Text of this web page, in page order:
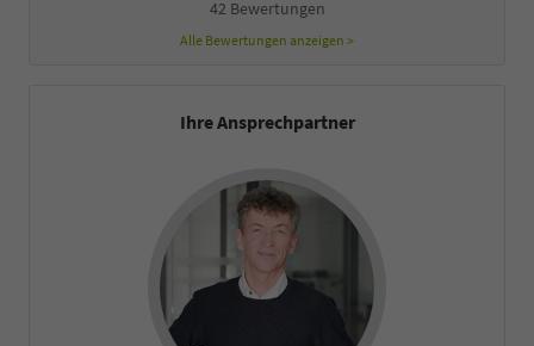
42 Bewertungen
Alle Bewertungen anzeigen >
Ihre Ansprechpartner